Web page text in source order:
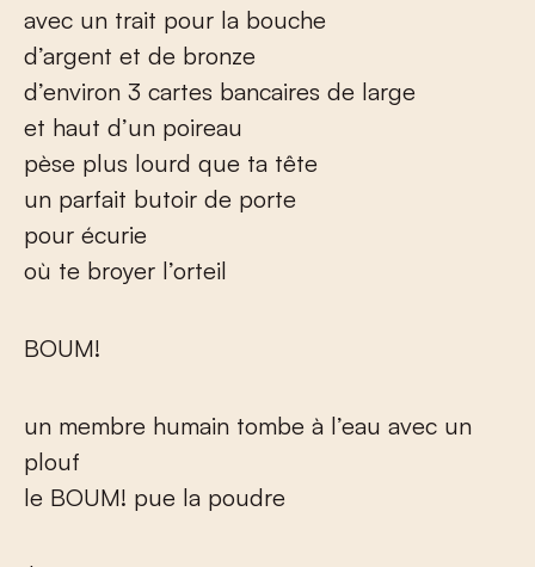
avec un trait pour la bouche
d’argent et de bronze
d’environ 3 cartes bancaires de large
et haut d’un poireau
pèse plus lourd que ta tête
un parfait butoir de porte
pour écurie
où te broyer l’orteil
BOUM!
un membre humain tombe à l’eau avec un
plouf
le BOUM! pue la poudre